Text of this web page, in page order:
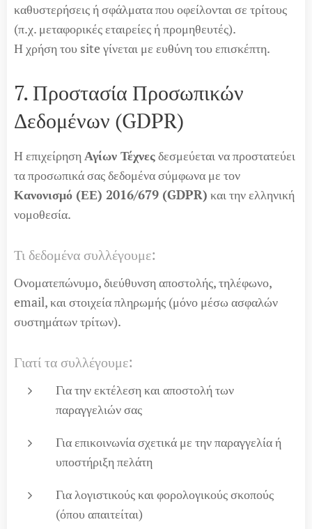
καθυστερήσεις ή σφάλματα που οφείλονται σε τρίτους
(π.χ. μεταφορικές εταιρείες ή προμηθευτές).
Η χρήση του site γίνεται με ευθύνη του επισκέπτη.
7. Προστασία Προσωπικών
Δεδομένων (GDPR)
Η επιχείρηση Αγίων Τέχνεςδεσμεύεται να προστατεύει
τα προσωπικά σας δεδομένα σύμφωνα με τον
Κανονισμό (ΕΕ) 2016/679 (GDPR) και την ελληνική
νομοθεσία.
Τι δεδομένα συλλέγουμε:
Ονοματεπώνυμο, διεύθυνση αποστολής, τηλέφωνο,
email, και στοιχεία πληρωμής (μόνο μέσω ασφαλών
συστημάτων τρίτων).
Γιατί τα συλλέγουμε:
Για την εκτέλεση και αποστολή των
παραγγελιών σας
Για επικοινωνία σχετικά με την παραγγελία ή
υποστήριξη πελάτη
Για λογιστικούς και φορολογικούς σκοπούς
(όπου απαιτείται)